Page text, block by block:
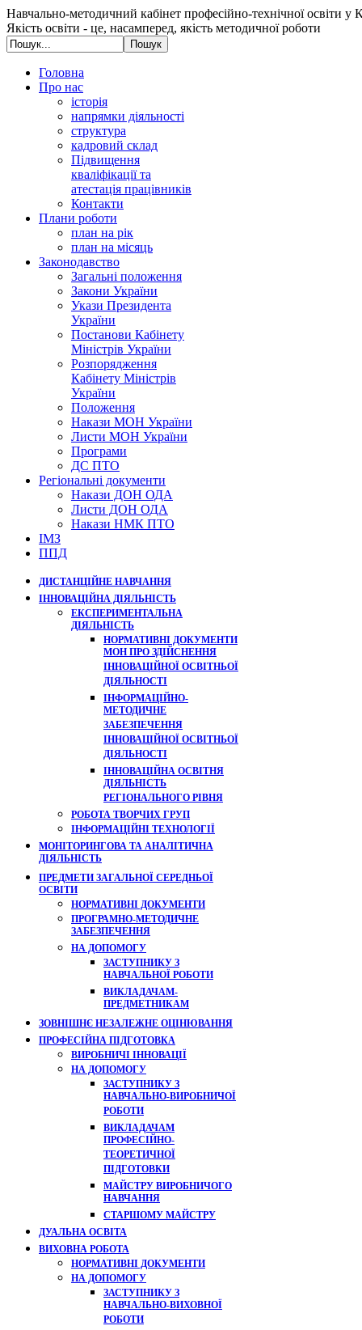
Навчально-методичний кабінет професійно-технічної освіти у
Якість освіти - це, насамперед, якість методичної роботи
Головна
Про нас
історія
напрямки діяльності
структура
кадровий склад
Підвищення
кваліфікації та
атестація працівників
Контакти
Плани роботи
план на рік
план на місяць
Законодавство
Загальні положення
Закони України
Укази Президента
України
Постанови Кабінету
Міністрів України
Розпорядження
Кабінету Міністрів
України
Положення
Накази МОН України
Листи МОН України
Програми
ДС ПТО
Регіональні документи
Накази ДОН ОДА
Листи ДОН ОДА
Накази НМК ПТО
ІМЗ
ППД
ДИСТАНЦІЙНЕ НАВЧАННЯ
ІННОВАЦІЙНА ДІЯЛЬНІСТЬ
ЕКСПЕРИМЕНТАЛЬНА
ДІЯЛЬНІСТЬ
НОРМАТИВНІ ДОКУМЕНТИ
МОН ПРО ЗДІЙСНЕННЯ
ІННОВАЦІЙНОЇ ОСВІТНЬОЇ
ДІЯЛЬНОСТІ
ІНФОРМАЦІЙНО-
МЕТОДИЧНЕ
ЗАБЕЗПЕЧЕННЯ
ІННОВАЦІЙНОЇ ОСВІТНЬОЇ
ДІЯЛЬНОСТІ
ІННОВАЦІЙНА ОСВІТНЯ
ДІЯЛЬНІСТЬ
РЕГІОНАЛЬНОГО РІВНЯ
РОБОТА ТВОРЧИХ ГРУП
ІНФОРМАЦІЙНІ ТЕХНОЛОГІЇ
МОНІТОРИНГОВА ТА АНАЛІТИЧНА
ДІЯЛЬНІСТЬ
ПРЕДМЕТИ ЗАГАЛЬНОЇ СЕРЕДНЬОЇ
ОСВІТИ
НОРМАТИВНІ ДОКУМЕНТИ
ПРОГРАМНО-МЕТОДИЧНЕ
ЗАБЕЗПЕЧЕННЯ
НА ДОПОМОГУ
ЗАСТУПНИКУ З
НАВЧАЛЬНОЇ РОБОТИ
ВИКЛАДАЧАМ-
ПРЕДМЕТНИКАМ
ЗОВНІШНЄ НЕЗАЛЕЖНЕ ОЦІНЮВАННЯ
ПРОФЕСІЙНА ПІДГОТОВКА
ВИРОБНИЧІ ІННОВАЦІЇ
НА ДОПОМОГУ
ЗАСТУПНИКУ З
НАВЧАЛЬНО-ВИРОБНИЧОЇ
РОБОТИ
ВИКЛАДАЧАМ
ПРОФЕСІЙНО-
ТЕОРЕТИЧНОЇ
ПІДГОТОВКИ
МАЙСТРУ ВИРОБНИЧОГО
НАВЧАННЯ
СТАРШОМУ МАЙСТРУ
ДУАЛЬНА ОСВІТА
ВИХОВНА РОБОТА
НОРМАТИВНІ ДОКУМЕНТИ
НА ДОПОМОГУ
ЗАСТУПНИКУ З
НАВЧАЛЬНО-ВИХОВНОЇ
РОБОТИ